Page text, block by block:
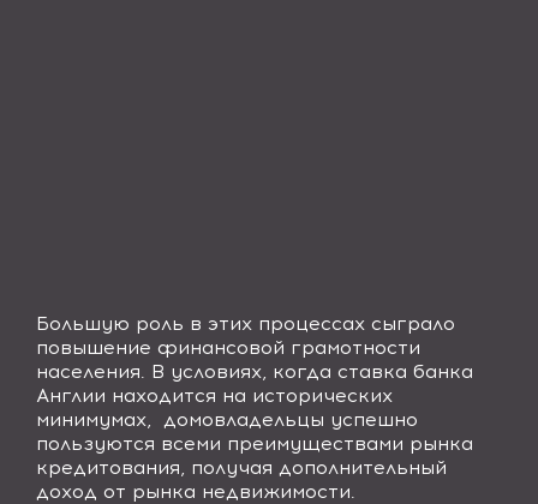
Большую роль в этих процессах сыграло
повышение финансовой грамотности
населения. В условиях, когда ставка банка
Англии находится на исторических
минимумах, домовладельцы успешно
пользуются всеми преимуществами рынка
кредитования, получая дополнительный
доход от рынка недвижимости.